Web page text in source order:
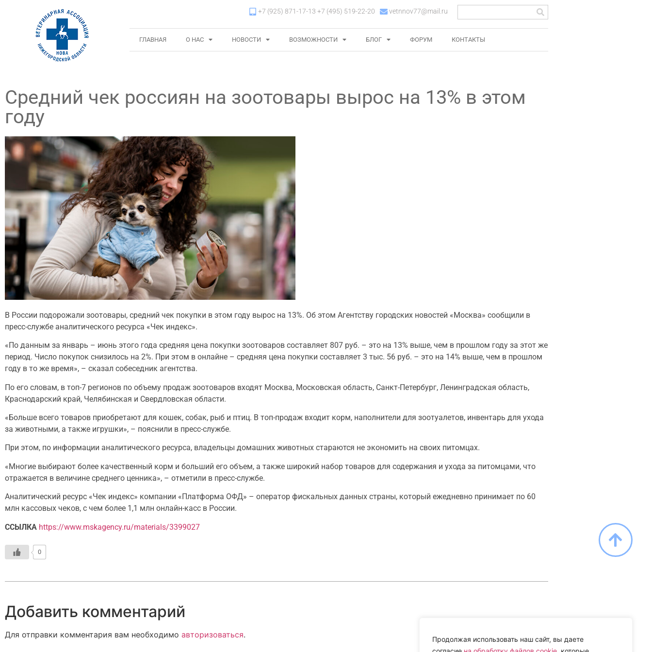
Продолжая использовать наш сайт, вы даете
+7 (925) 871-17-13 +7 (495) 519-22-20 vetnnov77@mail.ru
ГЛАВНАЯ О НАС НОВОСТИ ВОЗМОЖНОСТИ БЛОГ ФОРУМ КОНТАКТЫ
Средний чек россиян на зоотовары вырос на 13% в этом
году
В России подорожали зоотовары, средний чек покупки в этом году вырос на 13%. Об этом Агентству городских новостей «Москва» сообщили в
пресс-службе аналитического ресурса «Чек индекс».
«По данным за январь – июнь этого года средняя цена покупки зоотоваров составляет 807 руб. – это на 13% выше, чем в прошлом году за этот же
период. Число покупок снизилось на 2%. При этом в онлайне – средняя цена покупки составляет 3 тыс. 56 руб. – это на 14% выше, чем в прошлом
году в то же время», – сказал собеседник агентства.
По его словам, в топ-7 регионов по объему продаж зоотоваров входят Москва, Московская область, Санкт-Петербург, Ленинградская область,
Краснодарский край, Челябинская и Свердловская области.
«Больше всего товаров приобретают для кошек, собак, рыб и птиц. В топ-продаж входит корм, наполнители для зоотуалетов, инвентарь для ухода
за животными, а также игрушки», – пояснили в пресс-службе.
При этом, по информации аналитического ресурса, владельцы домашних животных стараются не экономить на своих питомцах.
«Многие выбирают более качественный корм и больший его объем, а также широкий набор товаров для содержания и ухода за питомцами, что
отражается в величине среднего ценника», – отметили в пресс-службе.
Аналитический ресурс «Чек индекс» компании «Платформа ОФД» – оператор фискальных данных страны, который ежедневно принимает по 60
млн кассовых чеков, с чем более 1,1 млн онлайн-касс в России.
ССЫЛКА https://www.mskagency.ru/materials/3399027
0
Добавить комментарий
Для отправки комментария вам необходимо авторизоваться.